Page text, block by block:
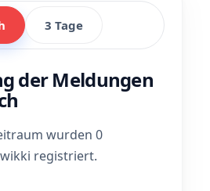
3 Tage
der Meldungen
wurden 0
registriert.